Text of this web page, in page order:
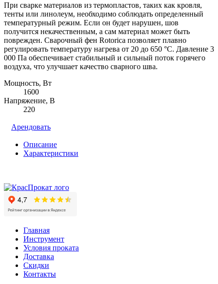
При сварке материалов из термопластов, таких как кровля,
тенты или линолеум, необходимо соблюдать определенный
температурный режим. Если он будет нарушен, шов
получится некачественным, а сам материал может быть
поврежден. Сварочный фен Rotorica позволяет плавно
регулировать температуру нагрева от 20 до 650 °С. Давление 3
000 Па обеспечивает стабильный и сильный поток горячего
воздуха, что улучшает качество сварного шва.
Мощность, Вт
1600
Напряжение, В
220
Арендовать
Описание
Характеристики
Главная
Инструмент
Условия проката
Доставка
Скидки
Контакты